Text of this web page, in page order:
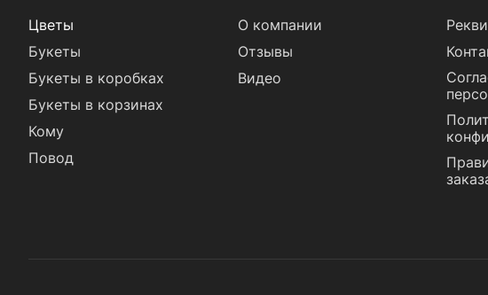
Цветы
Букеты
Букеты в коробках
Букеты в корзинах
Кому
Повод
О компании
Отзывы
Видео